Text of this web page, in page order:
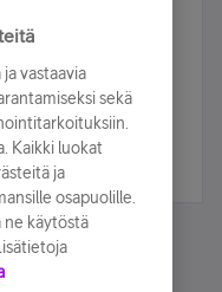
arvonnassa.
vastaavia
sekä
Kaikki luokat
ja
osapuolille.
ne käytöstä